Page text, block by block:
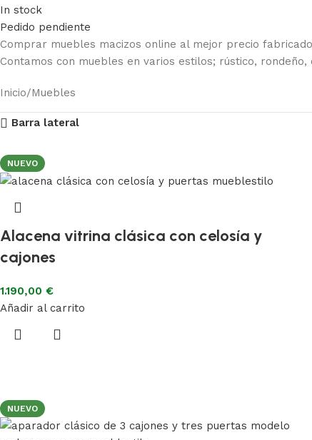
In stock
Pedido pendiente
Comprar muebles macizos online al mejor precio
Contamos con muebles en varios estilos; rústico,
Inicio Muebles
Barra lateral
NUEVO
Alacena vitrina clásica con celosía y
cajones
1.190,00 €
Añadir al carrito
NUEVO